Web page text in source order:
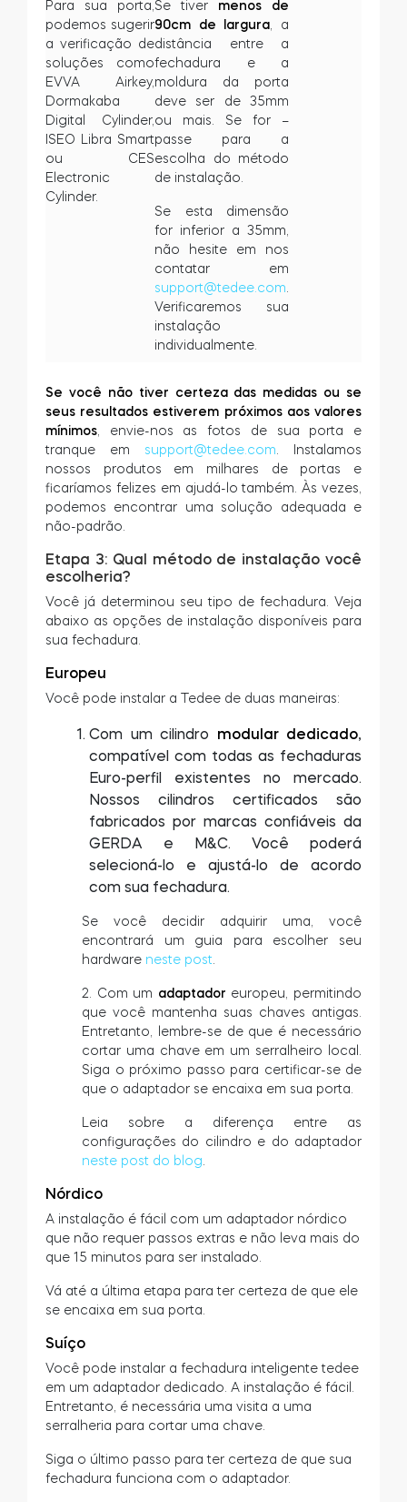
Para sua porta,
podemos sugerir
a verificação de
soluções como
EVVA Airkey,
Dormakaba
Digital Cylinder,
ISEO Libra Smart
ou CES
Electronic
Cylinder.
Se tiver menos de
90cm de largura , a
distância entre a
fechadura e a
moldura da porta
deve ser de 35mm
ou mais. Se for –
passe para a
escolha do método
de instalação.
Se esta dimensão
for inferior a 35mm,
não hesite em nos
contatar em
support@tedee.com
Verificaremos sua
instalação
individualmente.
Se você não tiver certeza das medidas ou se
seus resultados estiverem próximos aos valores
mínimos , envie-nos as fotos de sua porta e
tranque em support@tedee.com . Instalamos
nossos produtos em milhares de portas e
ficaríamos felizes em ajudá-lo também. Às vezes,
podemos encontrar uma solução adequada e
não-padrão.
Etapa 3: Qual método de instalação você
escolheria?
Você já determinou seu tipo de fechadura. Veja
abaixo as opções de instalação disponíveis para
sua fechadura.
Europeu
Você pode instalar a Tedee de duas maneiras:
Com um cilindro modular dedicado
compatível com todas as fechaduras
Euro-perfil existentes no mercado.
Nossos cilindros certificados são
fabricados por marcas confiáveis da
GERDA e M&C. Você poderá
selecioná-lo e ajustá-lo de acordo
com sua fechadura.
Se você decidir adquirir uma, você
encontrará um guia para escolher seu
hardware neste post
2. Com um adaptador europeu, permitindo
que você mantenha suas chaves antigas.
Entretanto, lembre-se de que é necessário
cortar uma chave em um serralheiro local.
Siga o próximo passo para certificar-se de
que o adaptador se encaixa em sua porta.
Leia sobre a diferença entre as
configurações do cilindro e do adaptador
neste post do blog
Nórdico
A instalação é fácil com um adaptador nórdico
que não requer passos extras e não leva mais do
que 15 minutos para ser instalado.
Vá até a última etapa para ter certeza de que ele
se encaixa em sua porta.
Suíço
Você pode instalar a fechadura inteligente tedee
em um adaptador dedicado. A instalação é fácil.
Entretanto, é necessária uma visita a uma
serralheria para cortar uma chave.
Siga o último passo para ter certeza de que sua
fechadura funciona com o adaptador.